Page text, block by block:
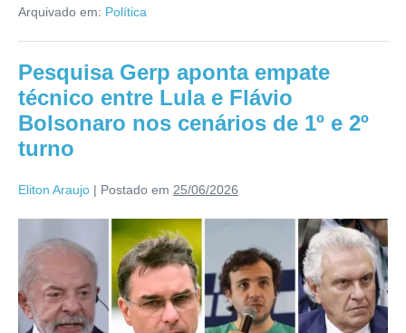
Arquivado em: Política
Pesquisa Gerp aponta empate
técnico entre Lula e Flávio
Bolsonaro nos cenários de 1º e 2º
turno
Eliton Araujo | Postado em 25/06/2026